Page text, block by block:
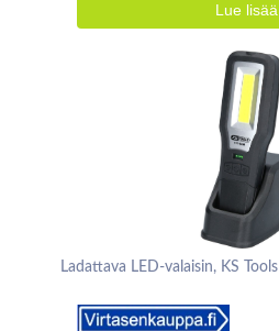
Lue lisää
Ladattava LED-valaisin, KS Tools